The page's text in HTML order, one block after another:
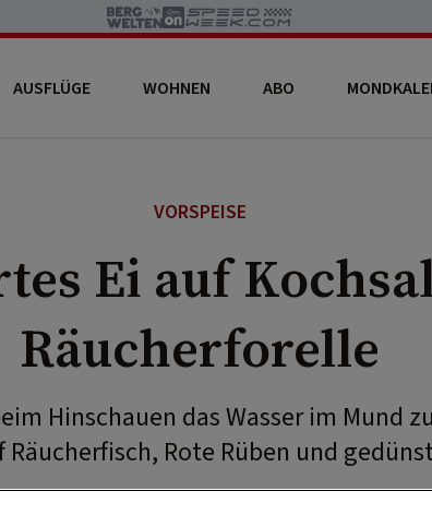
AUSFLÜGE WOHNEN ABO
VORSPEISE
Ei auf
Räucherforelle
Hinschauen das Wasser im Mund
Rote Rüben und